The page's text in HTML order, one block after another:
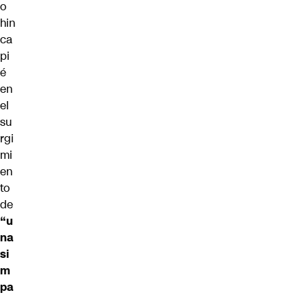
o
hin
ca
pi
é
en
el
su
rgi
mi
en
to
de
“u
na
si
m
pa